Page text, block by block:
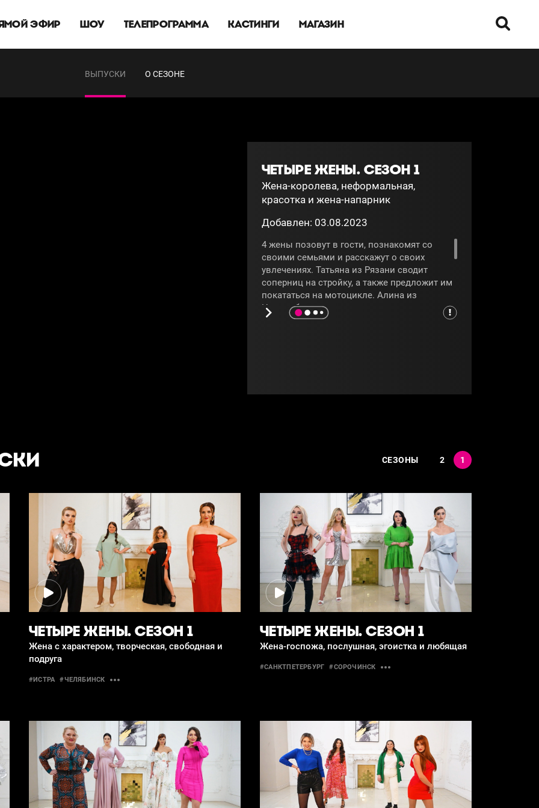
ЭФИР ШОУ ТЕЛЕПРОГРАММА КАСТИНГИ МАГАЗИН
ВЫПУСКИ О СЕЗОНЕ
ЧЕТЫРЕ ЖЕНЫ. СЕЗОН 1
Жена-королева, неформальная,
красотка и жена-напарник
Добавлен: 03.08.2023
4 жены позовут в гости, познакомят со
своими семьями и расскажут о своих
увлечениях. Татьяна из Рязани сводит
соперниц на стройку, а также предложит им
покататься на мотоцикле. Алина из
Новосибирска научит девушек делать
макияж, а её муж устроит конкурсы в баре.
какие оценки участницы получат за свою
СЕЗОНЫ 2 1
ЧЕТЫРЕ ЖЕНЫ. СЕЗОН 1
Жена с характером, творческая, свободная и
подруга
#ИСТРА #ЧЕЛЯБИНСК
ЧЕТЫРЕ ЖЕНЫ. СЕЗОН 1
Жена-госпожа, послушная, эгоистка и любящая
#САНКТПЕТЕРБУРГ #СОРОЧИНСК